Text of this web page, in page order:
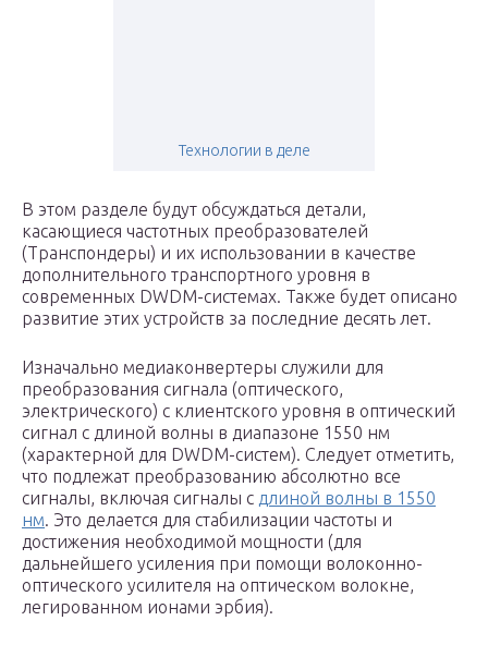
Технологии в деле
В этом разделе будут обсуждаться детали,
касающиеся частотных преобразователей
(Транспондеры) и их использовании в качестве
дополнительного транспортного уровня в
современных DWDM-системах. Также будет описано
развитие этих устройств за последние десять лет.
Изначально медиаконвертеры служили для
преобразования сигнала (оптического,
электрического) с клиентского уровня в оптический
сигнал с длиной волны в диапазоне 1550 нм
(характерной для DWDM-систем). Следует отметить,
что подлежат преобразованию абсолютно все
сигналы, включая сигналы с длиной волны в 1550
нм. Это делается для стабилизации частоты и
достижения необходимой мощности (для
дальнейшего усиления при помощи волоконно-
оптического усилителя на оптическом волокне,
легированном ионами эрбия).